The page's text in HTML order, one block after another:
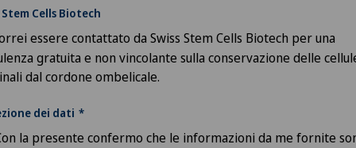
Stem Cells Biotech
essere contattato da Swiss Stem Cells Biotech per una
gratuita e non vincolante sulla conservazione delle
dal cordone ombelicale.
dei dati
la presente confermo che le informazioni da me fornite